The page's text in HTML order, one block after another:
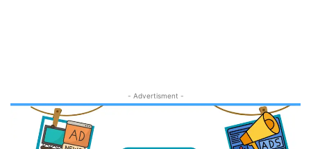
- Advertisment -